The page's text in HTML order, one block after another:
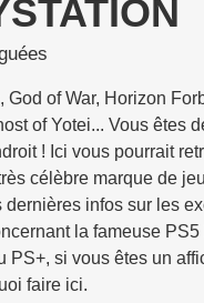
God of War, Horizon
of Yotei... Vous êtes
! Ici vous pourrait
célèbre marque de
dernières infos sur les
la fameuse
PS+, si vous êtes un
faire ici.